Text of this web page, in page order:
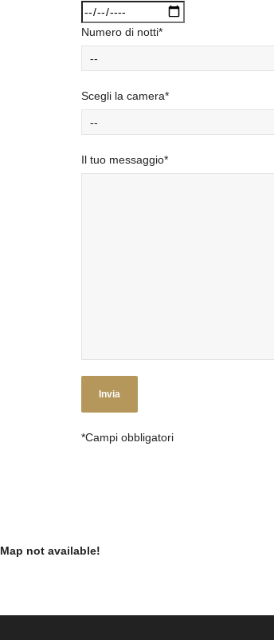
Numero di notti*
Scegli la camera*
Il tuo messaggio*
*Campi obbligatori
Map not available!